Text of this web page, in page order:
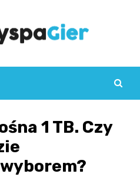
1 TB. Czy